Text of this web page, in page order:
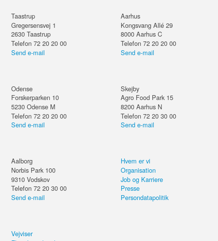
Taastrup
Gregersensvej 1
2630 Taastrup
Telefon 72 20 20 00
Send e-mail
Aarhus
Kongsvang Allé 29
8000 Aarhus C
Telefon 72 20 20 00
Send e-mail
Odense
Forskerparken 10
5230 Odense M
Telefon 72 20 20 00
Send e-mail
Skejby
Agro Food Park 15
8200 Aarhus N
Telefon 72 20 30 00
Send e-mail
Aalborg
Norbis Park 100
9310 Vodskov
Telefon 72 20 30 00
Send e-mail
Hvem er vi
Organisation
Job og Karriere
Presse
Persondatapolitik
Vejviser